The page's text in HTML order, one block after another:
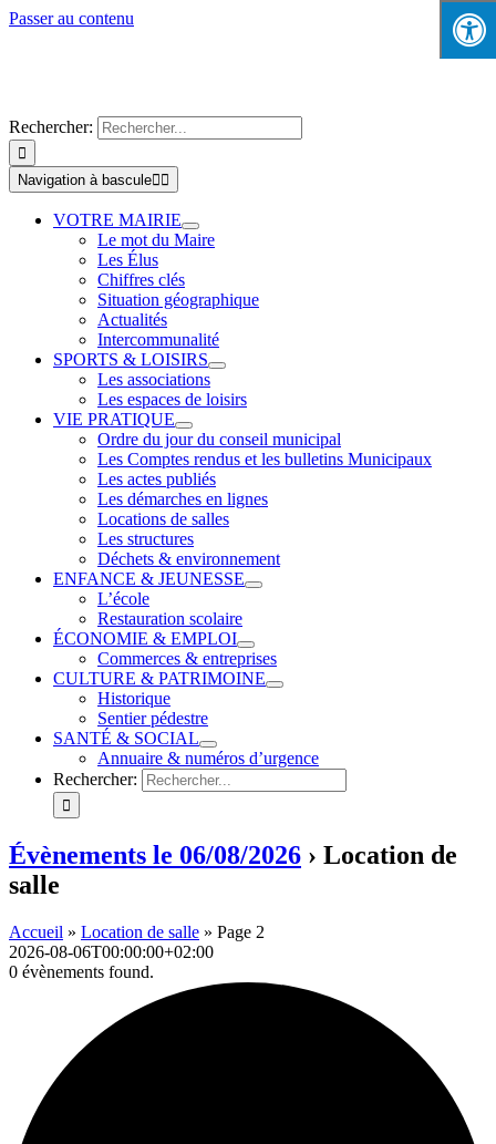
Passer au contenu
Rechercher:
Navigation à bascule
VOTRE MAIRIE
Le mot du Maire
Les Élus
Chiffres clés
Situation géographique
Actualités
Intercommunalité
SPORTS & LOISIRS
Les associations
Les espaces de loisirs
VIE PRATIQUE
Ordre du jour du conseil municipal
Les Comptes rendus et les bulletins Municipaux
Les actes publiés
Les démarches en lignes
Locations de salles
Les structures
Déchets & environnement
ENFANCE & JEUNESSE
L’école
Restauration scolaire
ÉCONOMIE & EMPLOI
Commerces & entreprises
CULTURE & PATRIMOINE
Historique
Sentier pédestre
SANTÉ & SOCIAL
Annuaire & numéros d’urgence
Rechercher:
Évènements le 06/08/2026 › Location de
salle
Accueil » Location de salle » Page 2
2026-08-06T00:00:00+02:00
0 évènements found.